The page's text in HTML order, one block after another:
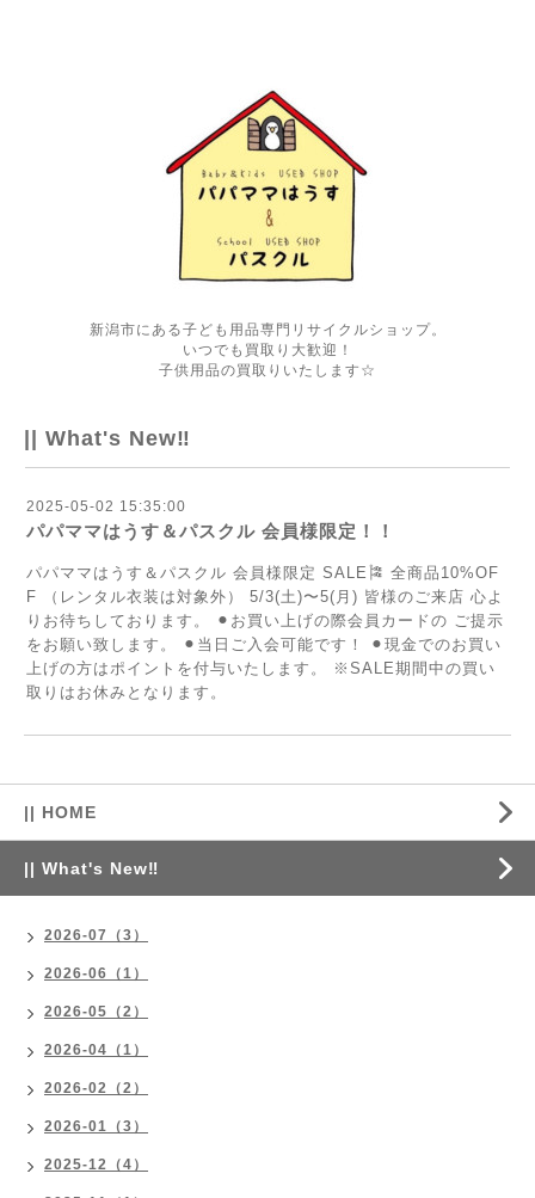
新潟市にある子ども用品専門リサイクルショップ。
いつでも買取り大歓迎！
子供用品の買取りいたします☆
|| What's New‼
2025-05-02 15:35:00
パパママはうす＆パスクル 会員様限定！！
パパママはうす＆パスクル 会員様限定 SALE🎏 全商品10%OF
F （レンタル衣装は対象外） 5/3(土)〜5(月) 皆様のご来店 心よ
りお待ちしております。 ⚫︎お買い上げの際会員カードの ご提示
をお願い致します。 ⚫︎当日ご入会可能です！ ⚫︎現金でのお買い
上げの方はポイントを付与いたします。 ※SALE期間中の買い
取りはお休みとなります。
|| HOME
|| What's New‼
2026-07（3）
2026-06（1）
2026-05（2）
2026-04（1）
2026-02（2）
2026-01（3）
2025-12（4）